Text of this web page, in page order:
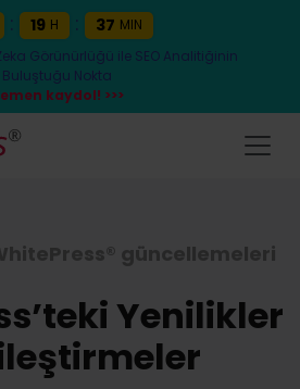
: 19 H : 37 MIN
Görünürlüğü ile SEO Analitiğinin
Buluştuğu Nokta
kaydol! >>>
güncellemeleri
Yenilikler